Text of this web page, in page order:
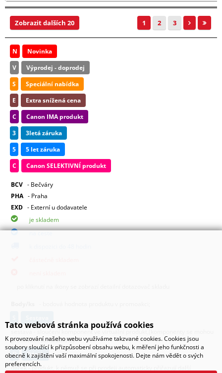
Zobrazit dalších 20 1 2 3
N
Novinka
V
Výprodej - doprodej
S
Speciální nabídka
E
Extra snížená cena
C
Canon IMA produkt
3
3letá záruka
5
5 let záruka
C
Canon SELEKTIVNÍ produkt
BCV - Bečváry
PHA - Praha
EXD - Externí u dodavatele
je skladem
na ceste
sestava - sloučení komponent ve virtuální produkt,(komponenty se mohou
prodávat i samostatně)
D
dárek
dárek - produkt, k němuž se při prodeji automaticky přiřazují další
Tato webová stránka používá cookies
K provozování našeho webu využíváme takzvané cookies. Cookies jsou
soubory sloužící k přizpůsobení obsahu webu, k měření jeho funkčnosti a
obecně k zajištění vaší maximální spokojenosti. Dejte nám vědět o svých
preferencích.